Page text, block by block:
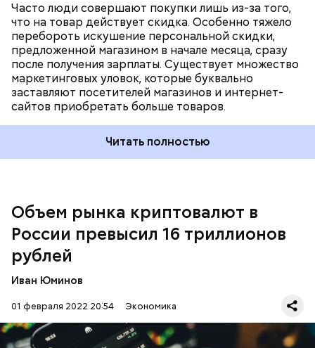
Часто люди совершают покупки лишь из-за того,
что на товар действует скидка. Особенно тяжело
перебороть искушение персональной скидки,
предложенной магазином в начале месяца, сразу
после получения зарплаты. Существует множество
маркетинговых уловок, которые буквально
заставляют посетителей магазинов и интернет-
сайтов приобретать больше товаров.
Читать полностью
Объем рынка криптовалют в
России превысил 16 триллионов
рублей
Иван Юминов
01 февраля 2022 20:54 Экономика
процентов от общей мировой стоимости
криптоактивов. При этом цифра может быть